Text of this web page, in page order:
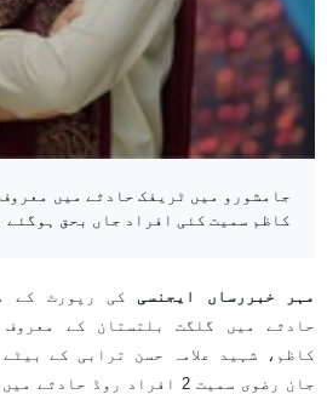
جامشورو میں ٹریفک حادثے میں
کاظم سمیت کئی افراد جاں بحق ہوگئے
مہر خبررساں ایجنسی کی رپورٹ کے
حادثے میں گلگت بلتستان کے
کاظم، شہید علامہ حسن ترابی کے
جان رضوی سمیت 2 افراد روڈ حادثے میں جاں بحق ہوگئے ہیں۔